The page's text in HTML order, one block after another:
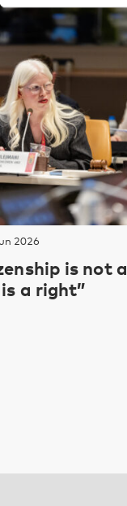
2026
is not a
a right”